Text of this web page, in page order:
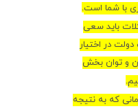
با شما است.
باید سعی
در اختیار
و توان بخش
.
که به نتیجه